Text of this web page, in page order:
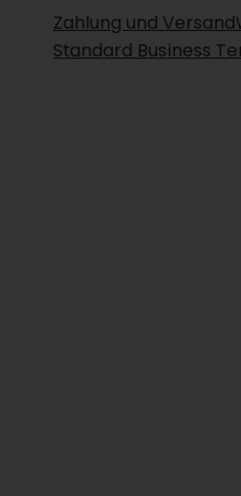
Zahlung und Versand
Standard Business